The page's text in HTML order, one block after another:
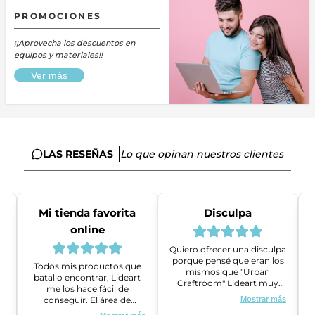
PROMOCIONES
¡¡Aprovecha los descuentos en
equipos y materiales!!
Ver más
LAS RESEÑAS Lo que opinan nuestros clientes
Mi tienda favorita
online
Todos mis productos que
batallo encontrar, Lideart
me los hace fácil de
conseguir. El área de
ventas es super amable y
Disculpa
Quiero ofrecer una disculpa
porque pensé que eran los
mismos que "Urban
Craftroom" Lideart muy
amables me ayudaron a
gestionar un problema que
Mostrar más